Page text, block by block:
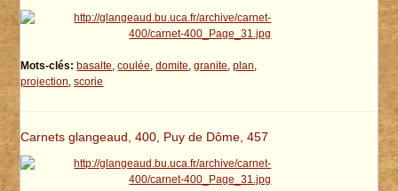
Mots-clés: basalte,coulée,domite,granite,plan,
projection,scorie
Carnets glangeaud, 400, Puy de Dôme, 457